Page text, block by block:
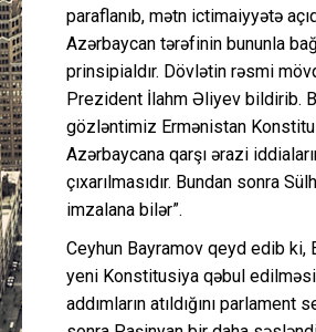
paraflanıb, mətn ictimaiyyətə
Azərbaycan tərəfinin bununla
prinsipialdır. Dövlətin rəsmi
Prezident İlahm Əliyev bildirib.
gözləntimiz Ermənistan
Azərbaycana qarşı ərazi
çıxarılmasıdır. Bundan sonra
imzalana bilər”.
Ceyhun Bayramov qeyd edib ki,
yeni Konstitusiya qəbul
addımların atıldığını parlament